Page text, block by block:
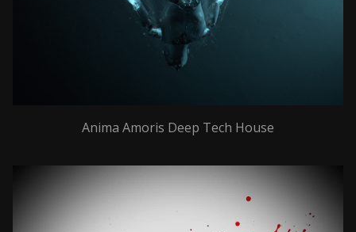
Anima Amoris Deep Tech House